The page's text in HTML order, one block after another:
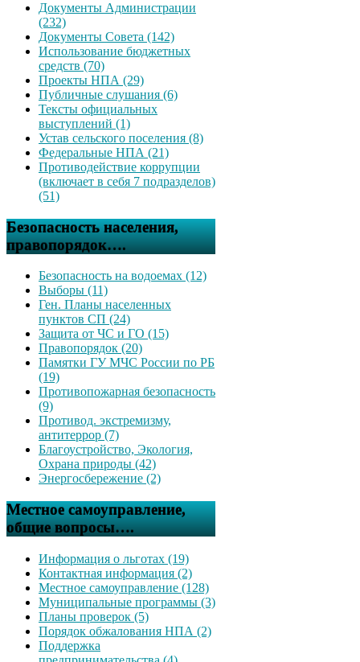
Документы Администрации
(232)
Документы Совета (142)
Использование бюджетных
средств (70)
Проекты НПА (29)
Публичные слушания (6)
Тексты официальных
выступлений (1)
Устав сельского поселения (8)
Федеральные НПА (21)
Противодействие коррупции
(включает в себя 7 подразделов)
(51)
Безопасность населения,
правопорядок….
Безопасность на водоемах (12)
Выборы (11)
Ген. Планы населенных
пунктов СП (24)
Защита от ЧС и ГО (15)
Правопорядок (20)
Памятки ГУ МЧС России по РБ
(19)
Противопожарная безопасность
(9)
Противод. экстремизму,
антитеррор (7)
Благоустройство, Экология,
Охрана природы (42)
Энергосбережение (2)
Местное самоуправление,
общие вопросы….
Информация о льготах (19)
Контактная информация (2)
Местное самоуправление (128)
Муниципальные программы (3)
Планы проверок (5)
Порядок обжалования НПА (2)
Поддержка